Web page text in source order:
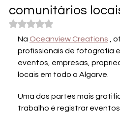
comunitários
Avaliado com NaN de 5
Na Oceanview Creations ,
profissionais de fotografia
eventos, empresas,
locais em todo o Algarve.
Uma das partes mais
trabalho é registrar